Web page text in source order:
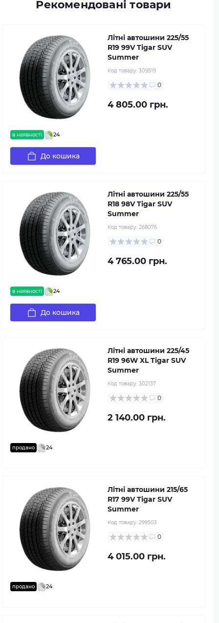
Рекомендовані товари
в наявності 24
Літні автошини 225/55
R19 99V Tigar SUV
Summer
Код товару: 309519
0
4 805.00 грн.
До кошика
в наявності 24
Літні автошини 225/55
R18 98V Tigar SUV
Summer
Код товару: 268076
0
4 765.00 грн.
До кошика
продано 24
Літні автошини 225/45
R19 96W XL Tigar SUV
Summer
Код товару: 302137
0
2 140.00 грн.
продано 24
Літні автошини 215/65
R17 99V Tigar SUV
Summer
Код товару: 299503
0
4 015.00 грн.